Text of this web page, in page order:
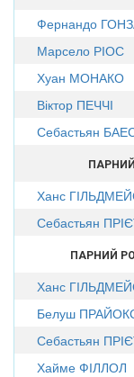
Фернандо
Марсело РІОС
Хуан МОНАКО
Віктор ПЕЧЧІ
Себастьян
Ханс
Себастьян
ПАРНИЙ
Ханс
Белуш
Себастьян
Хайме ФІЛЛОЛ